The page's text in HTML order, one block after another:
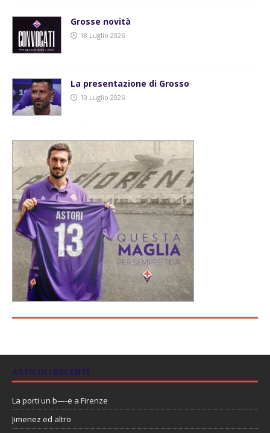
Grosse novità
18 Luglio 2026
La presentazione di Grosso
10 Luglio 2026
ARTICOLI RECENTI
La porti un b—-e a Firenze
Jimenez ed altro